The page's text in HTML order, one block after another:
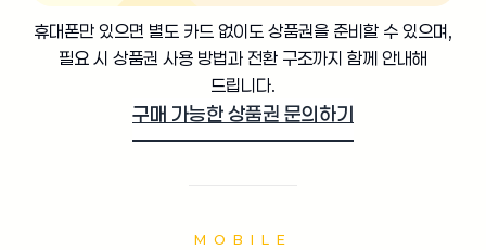
휴대폰만 있으면 별도 카드 없이도 상품권을 준비할 수 있으며,
필요 시 상품권 사용 방법과 전환 구조까지 함께 안내해
드립니다.
구매 가능한 상품권 문의하기
MOBILE